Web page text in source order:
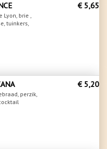
Lyon, brie ,
tuinkers,
€ 5,65
perzik,
€ 5,20